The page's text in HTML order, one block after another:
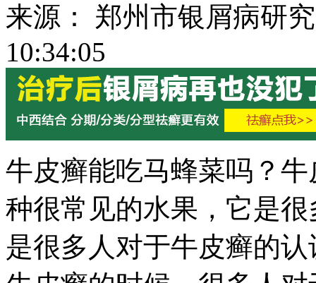
来源： 郑州市银屑病研
10:34:05
牛皮癣能吃马蜂菜吗？
种很常见的水果，它是
是很多人对于牛皮癣的